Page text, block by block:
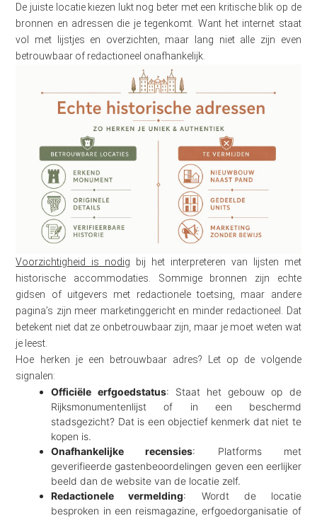
De juiste locatie kiezen lukt nog beter met een kritische blik op de
bronnen en adressen die je tegenkomt. Want het internet staat
vol met lijstjes en overzichten, maar lang niet alle zijn even
betrouwbaar of redactioneel onafhankelijk.
Voorzichtigheid is nodig bij het interpreteren van lijsten met
historische accommodaties. Sommige bronnen zijn echte
gidsen of uitgevers met redactionele toetsing, maar andere
pagina’s zijn meer marketinggericht en minder redactioneel. Dat
betekent niet dat ze onbetrouwbaar zijn, maar je moet weten wat
je leest.
Hoe herken je een betrouwbaar adres? Let op de volgende
signalen:
Officiële erfgoedstatus: Staat het gebouw op de
Rijksmonumentenlijst of in een beschermd
stadsgezicht? Dat is een objectief kenmerk dat niet te
kopen is.
Onafhankelijke recensies: Platforms met
geverifieerde gastenbeoordelingen geven een eerlijker
beeld dan de website van de locatie zelf.
Redactionele vermelding: Wordt de locatie
besproken in een reismagazine, erfgoedorganisatie of